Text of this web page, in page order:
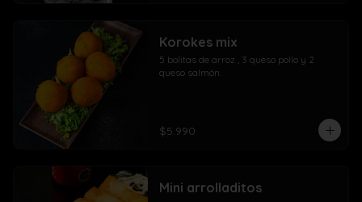
Korokes mix
5 bolitas de arroz , 3 queso pollo y 2
queso salmón.
$5.990
Mini arrolladitos